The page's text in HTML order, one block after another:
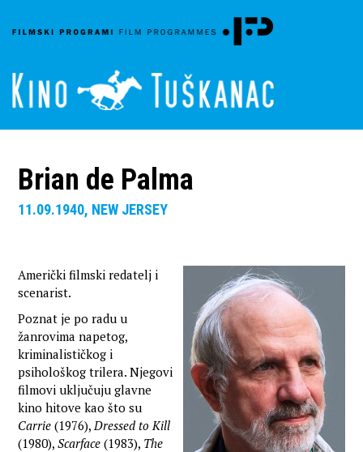
Brian de Palma
11.09.1940, NEW JERSEY
Američki filmski redatelj i
scenarist.
Poznat je po radu u
žanrovima napetog,
kriminalističkog i
psihološkog trilera. Njegovi
filmovi uključuju glavne
kino hitove kao što su
Carrie (1976),Dressed to Kill
(1980),Scarface (1983), The